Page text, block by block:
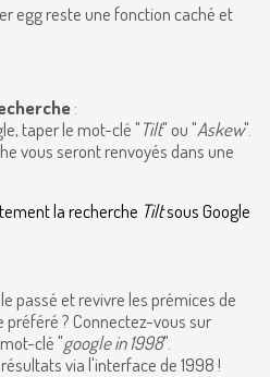
egg reste une fonction caché et
:
taper le mot-clé "Tilt" ou "Askew".
vous seront renvoyés dans une
la recherche Tiltsous Google
passé et revivre les prémices de
? Connectez-vous sur
clé "google in 1998".
via l'interface de 1998 !